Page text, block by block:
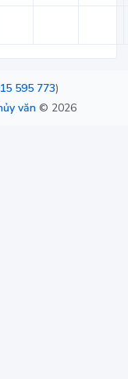
595 773)
văn © 2026